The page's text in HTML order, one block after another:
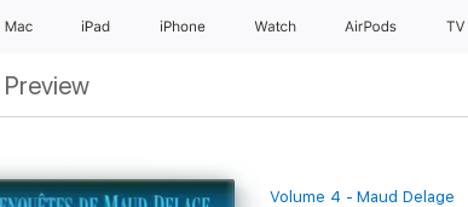
Mac iPad iPhone Watch AirPods TV
Preview
Volume 4 - Maud Delage